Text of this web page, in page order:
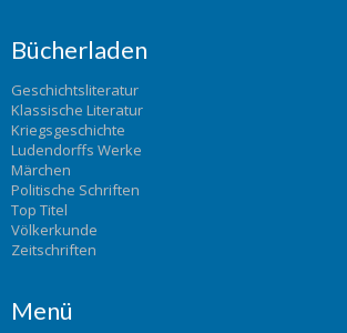
Bücherladen
Geschichtsliteratur
Klassische Literatur
Kriegsgeschichte
Ludendorffs Werke
Märchen
Politische Schriften
Top Titel
Völkerkunde
Zeitschriften
Menü